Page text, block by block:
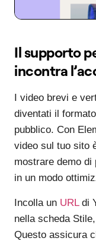
Il supporto
incontra
I video brevi e
diventati il
pubblico. Con
video sul tuo sito
mostrare demo
in un modo
Incolla un URLdi
nella scheda
Questo assicura